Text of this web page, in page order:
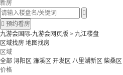
新房

 预约看房
九游会国际-九游会网页版 > 九江楼盘
区域找房 地图找房
区域
全部 浔阳区 濂溪区 开发区 八里湖新区 柴桑区
价格